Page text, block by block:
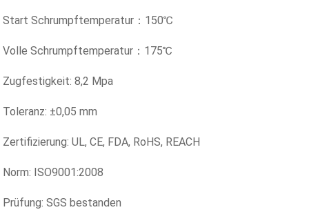
Start Schrumpftemperatur：150℃
Volle Schrumpftemperatur：175℃
Zugfestigkeit: 8,2 Mpa
Toleranz: ±0,05 mm
Zertifizierung: UL, CE, FDA, RoHS, REACH
Norm: ISO9001:2008
Prüfung: SGS bestanden